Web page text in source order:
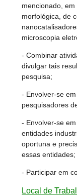
mencionado,
morfológica, de
microscopia
- Combinar
divulgar tais
pesquisa;
- Envolver-se
pesquisadores
- Envolver-se
entidades
oportuna e
essas entidades;
- Participar em
Local de